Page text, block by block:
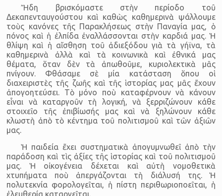
Ἤδη βρισκόμαστε στὴν περίοδο τοῦ
Δεκαπενταυγούστου καὶ καθὼς καθημερινὰ ψάλλουμε
τοὺς κανόνες τῆς Παρακλήσεως στὴν Παναγία μας, ὁ
πόνος καὶ ἡ ἐλπίδα ἐναλλάσσονται στὴν καρδιά μας. Ἡ
θλίψη καὶ ἡ αἴσθηση τοῦ ἀδιεξόδου γιὰ τὰ γήϊνα, τὰ
καθημερινὰ ἀλλὰ καὶ τὰ κοινωνικὰ καὶ ἐθνικά μας
θέματα, ὅταν δὲν τὰ ἀπωθοῦμε, κυριολεκτικὰ μᾶς
πνίγουν. Φθάσαμε σὲ μία κατάσταση ὅπου οἱ
διαχειριστὲς τῆς ζωῆς καὶ τῆς ἱστορίας μας μᾶς ἔχουν
ἀπογοητεύσει. Τὸ μόνο ποὺ καταφέρνουν νὰ κάνουν
εἶναι νὰ καταργοῦν τὴ λογική, νὰ ξερριζώνουν κάθε
στοιχεῖο τῆς ἐπιβίωσής μας καὶ νὰ ξηλώνουν κάθε
κλωστὴ ἀπὸ τὸ κέντημα τοῦ πολιτισμοῦ καὶ τῶν ἀξιῶν
μας.
Ἡ παιδεία ἔχει συστηματικὰ ἀπογυμνωθεῖ ἀπὸ τὴν
παράδοση καὶ τὶς ἀξίες τῆς ἱστορίας καὶ τοῦ πολιτισμοῦ
μας. Ἡ οἰκογένεια δέχεται καὶ αὐτὴ νομοθετικὰ
χτυπήματα ποὺ ἀπεργάζονται τὴ διάλυσή της. Ἡ
πολυτεκνία φορολογεῖται, ἡ πίστη περιθωριοποεῖται, ἡ